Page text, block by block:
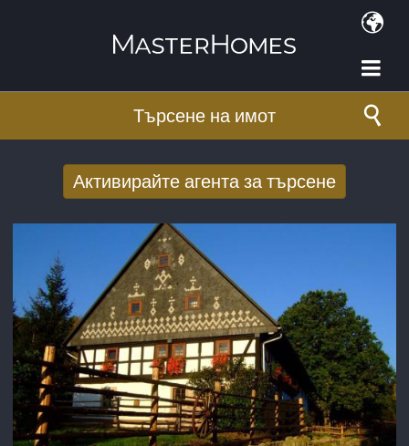
Търсене на имот
Активирайте агента за търсене
търсенето по имейл
E-mail адрес